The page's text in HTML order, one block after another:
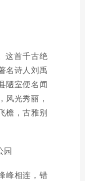
这首千古绝
名诗人刘禹
陋室便名闻
风光秀丽，
檐，古雅别
园
峰相连，错